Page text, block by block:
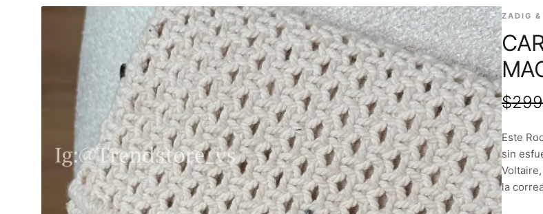
ZADIG &
$
Este
sin
la